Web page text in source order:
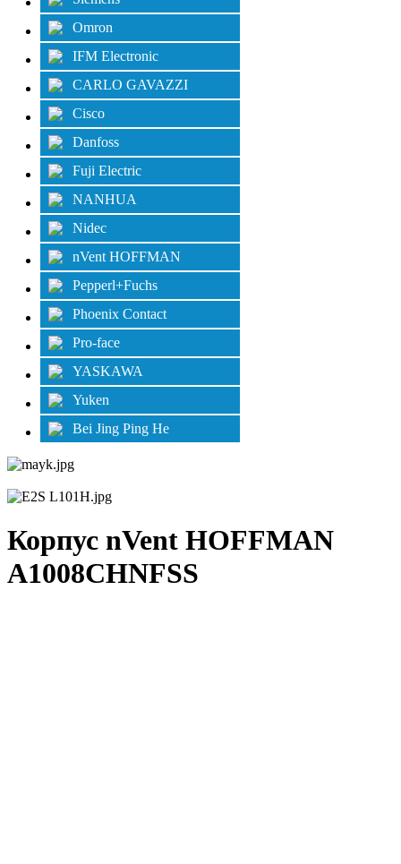
Omron
IFM Electronic
CARLO GAVAZZI
Cisco
Danfoss
Fuji Electric
NANHUA
Nidec
nVent HOFFMAN
Pepperl+Fuchs
Phoenix Contact
Pro-face
YASKAWA
Yuken
Bei Jing Ping He
Корпус nVent HOFFMAN
A1008CHNFSS